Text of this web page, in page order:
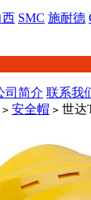
西 SMC 施耐德
司简介 联系我
> 安全帽 > 世达